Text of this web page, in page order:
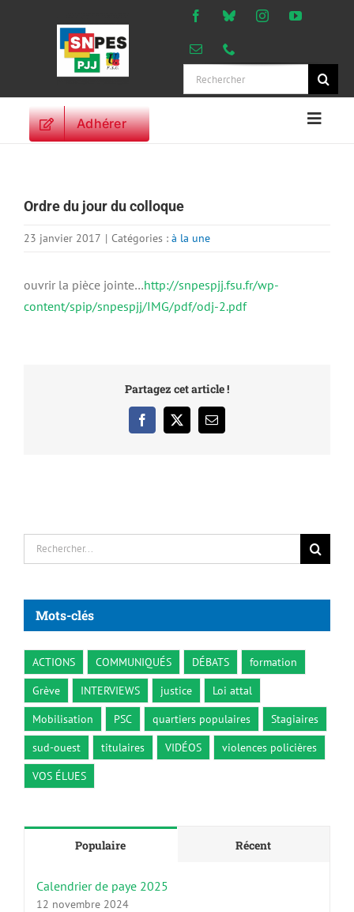
Rechercher:
Adhérer
VIE SYNDICALE
Ordre du jour du colloque
23 janvier 2017 | Catégories : à la une
ouvrir la pièce jointe…http://snpespjj.fsu.fr/wp-
content/spip/snpespjj/IMG/pdf/odj-2.pdf
Partagez cet article !
Facebook
X Email
Rechercher:
Mots-clés
ACTIONS COMMUNIQUÉS DÉBATS
formation
Grève
INTERVIEWS justice
Loi attal
Mobilisation
PSC quartiers populaires
Stagiaires
sud-ouest
titulaires VIDÉOS
violences policières
VOS ÉLUES
Populaire Récent
Calendrier de paye 2025
12 novembre 2024